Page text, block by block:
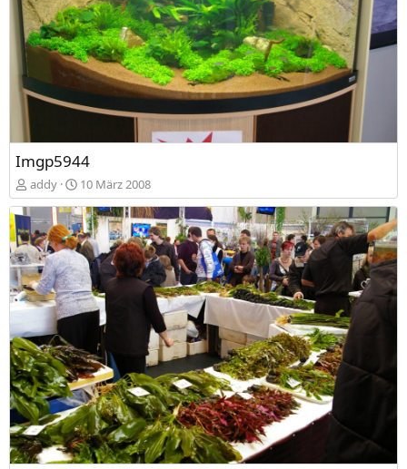
Imgp5944
addy 10 März 2008